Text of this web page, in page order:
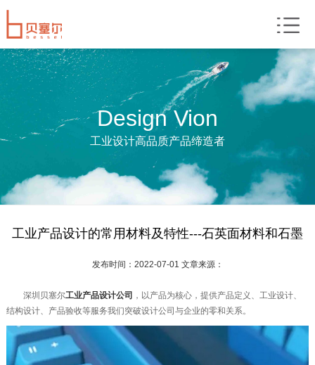
Design Vion
工业设计高品质产品缔造者
工业产品设计的常用材料及特性---石英面材料和石墨
发布时间：2022-07-01 文章来源：
深圳贝塞尔工业产品设计公司 ，以产品为核心，提供产品定义、工业设计、
结构设计、产品验收等服务我们突破设计公司与企业的零和关系。